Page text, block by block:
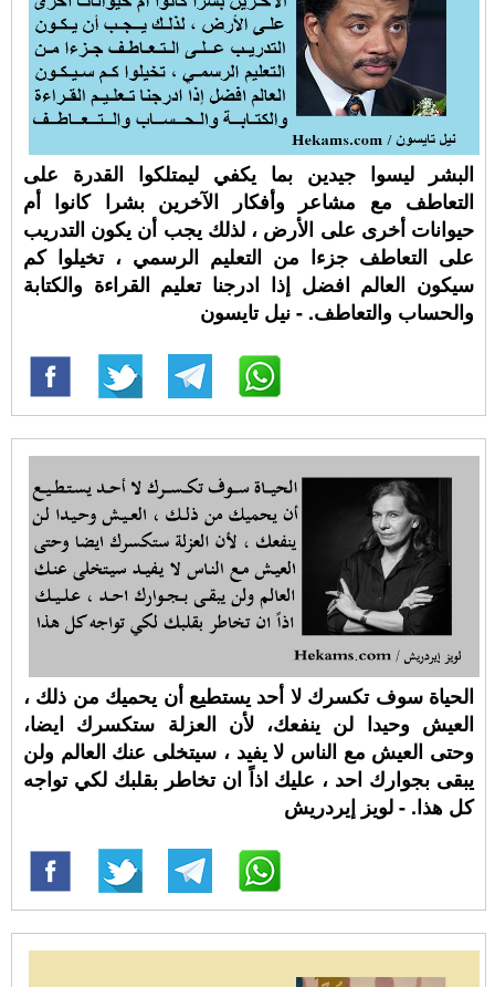
البشر ليسوا جيدين بما يكفي ليمتلكوا القدرة على
التعاطف مع مشاعر وأفكار الآخرين بشرا كانوا أم
حيوانات أخرى على الأرض ، لذلك يجب أن يكون التدريب
على التعاطف جزءا من التعليم الرسمي ، تخيلوا كم
سيكون العالم افضل إذا ادرجنا تعليم القراءة والكتابة
والحساب والتعاطف. - نيل تايسون
الحياة سوف تكسرك لا أحد يستطيع أن يحميك من ذلك ،
العيش وحيدا لن ينفعك، لأن العزلة ستكسرك ايضا،
وحتى العيش مع الناس لا يفيد ، سيتخلى عنك العالم ولن
يبقى بجوارك احد ، عليك اذاً ان تخاطر بقلبك لكي تواجه
كل هذا. - لويز إيردريش